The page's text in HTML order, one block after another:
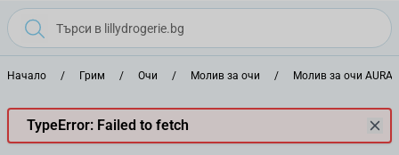
Начало / Грим / Очи / Молив за очи / Молив за очи AURA
TypeError: Failed to fetch